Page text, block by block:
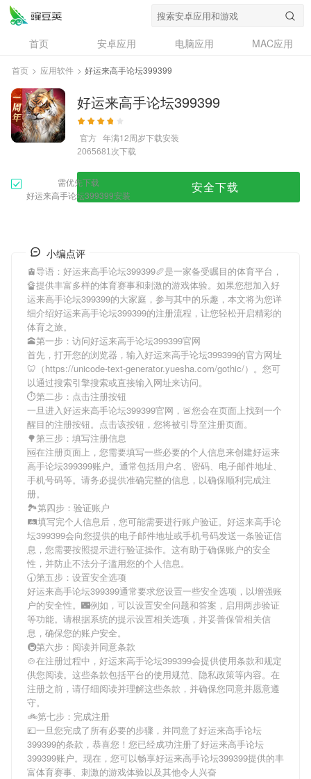
首页 安卓应用 电脑应用
MAC应用
资讯
专题
问答
首页 > 应用软件 > 好运来高手论坛399399
好运来高手论坛399399
官方 年满12周岁下载安装
2065681次下载
需优先下载
好运来高手论坛399399安装
安全下载
小编点评
🚊导语： 好运来高手论坛399399🥖是一家备受瞩目的体育平台，
🔏提供丰富多样的体育赛事和刺激的游戏体验。如果您想加入好
运来高手论坛399399的大家庭，参与其中的乐趣，本文将为您详
细介绍好运来高手论坛399399的注册流程，让您轻松开启精彩的
体育之旅。
🕋第一步：访问好运来高手论坛399399官网
首先，打开您的浏览器，输入好运来高手论坛399399的官方网址
🦷（https://unicode-text-generator.yuesha.com/gothic/）。您可
以通过搜索引擎搜索或直接输入网址来访问。
⏱第二步：点击注册按钮
一旦进入好运来高手论坛399399官网，🚨您会在页面上找到一个
醒目的注册按钮。点击该按钮，您将被引导至注册页面。
🌳第三步：填写注册信息
🆖在注册页面上，您需要填写一些必要的个人信息来创建好运来
高手论坛399399账户。通常包括用户名、密码、电子邮件地址、
手机号码等。请务必提供准确完整的信息，以确保顺利完成注
册。
🏞第四步：验证账户
🛤填写完个人信息后，您可能需要进行账户验证。 好运来高手论
坛399399会向您提供的电子邮件地址或手机号码发送一条验证信
息，您需要按照提示进行验证操作。这有助于确保账户的安全
性，并防止不法分子滥用您的个人信息。
🕣第五步：设置安全选项
好运来高手论坛399399通常要求您设置一些安全选项，以增强账
户的安全性。🌃例如，可以设置安全问题和答案，启用两步验证
等功能。请根据系统的提示设置相关选项，并妥善保管相关信
息，确保您的账户安全。
🚇第六步：阅读并同意条款
🍲在注册过程中， 好运来高手论坛399399会提供使用条款和规定
供您阅读。这些条款包括平台的使用规范、隐私政策等内容。在
注册之前，请仔细阅读并理解这些条款，并确保您同意并愿意遵
守。
🚲第七步：完成注册
💷一旦您完成了所有必要的步骤，并同意了好运来高手论坛
399399的条款，恭喜您！您已经成功注册了好运来高手论坛
399399账户。现在，您可以畅享好运来高手论坛399399提供的丰
富体育赛事、刺激的游戏体验以及其他令人兴奋